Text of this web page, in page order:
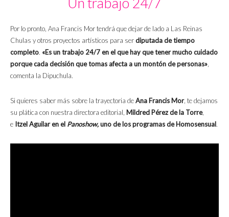
Por lo pronto, Ana Francis Mor tendrá que dejar de lado a Las Reinas
Chulas y otros proyectos artísticos para serdiputada de tiempo
completo. «Es un trabajo 24/7 en el que hay que tener mucho cuidado
porque cada decisión que tomas afecta a un montón de personas»
comenta la Dipuchula.
Si quieres saber más sobre la trayectoria deAna Francis Mor, te dejamos
su plática con nuestra directora editorial, Mildred Pérez de la Torre,
e Itzel Aguilaren el Panoshow,uno de los programas de Homosensual.